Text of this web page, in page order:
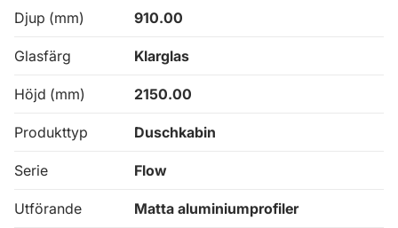
Djup (mm) 910.00
Glasfärg Klarglas
Höjd (mm) 2150.00
Produkttyp Duschkabin
Serie Flow
Utförande Matta aluminiumprofiler